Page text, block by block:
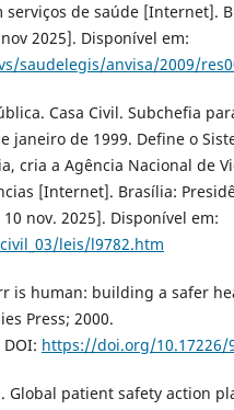
serviços de saúde [Internet].
2025]. Disponível em:
saudelegis/anvisa/2009/
Casa Civil. Subchefia
janeiro de 1999. Define o
cria a Agência Nacional de
[Internet]. Brasília:
nov. 2025]. Disponível em:
leis/l9782.htm
is human: building a safer
Press; 2000.
DOI: https://doi.org/10.17226/
Global patient safety action